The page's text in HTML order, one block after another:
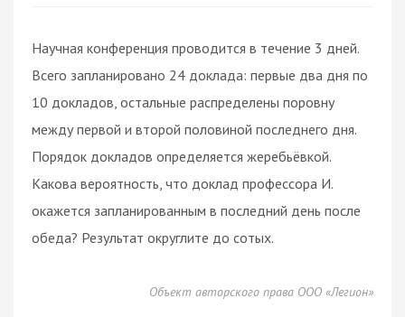
Научная конференция проводится в течение 3 дней.
Всего запланировано 24 доклада: первые два дня по
10 докладов, остальные распределены поровну
между первой и второй половиной последнего дня.
Порядок докладов определяется жеребьёвкой.
Какова вероятность, что доклад профессора И.
окажется запланированным в последний день после
обеда? Результат округлите до сотых.
Объект авторского права ООО «Легион»